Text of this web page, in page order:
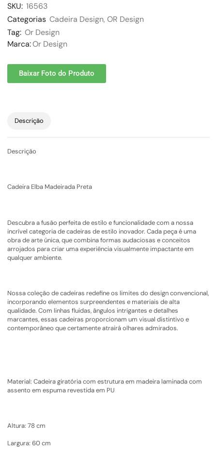
SKU: 16563
Categorias Cadeira Design, OR Design
Tag: Or Design
Marca:Or Design
Baixar Foto do Produto
Descrição
Descrição
Cadeira Elba Madeirada Preta
Descubra a fusão perfeita de estilo e funcionalidade com a nossa
incrível categoria de cadeiras de estilo inovador. Cada peça é uma
obra de arte única, que combina formas audaciosas e conceitos
arrojados para criar uma experiência visualmente impactante em
qualquer ambiente.
Nossa coleção de cadeiras redefine os limites do design convencional,
incorporando elementos surpreendentes e materiais de alta
qualidade. Com linhas fluidas, ângulos intrigantes e detalhes
marcantes, essas cadeiras proporcionam um visual distintivo e
contemporâneo que certamente atrairá olhares admirados.
Material: Cadeira giratória com estrutura em madeira laminada com
assento em espuma revestida em PU
Altura: 78 cm
Largura: 60 cm